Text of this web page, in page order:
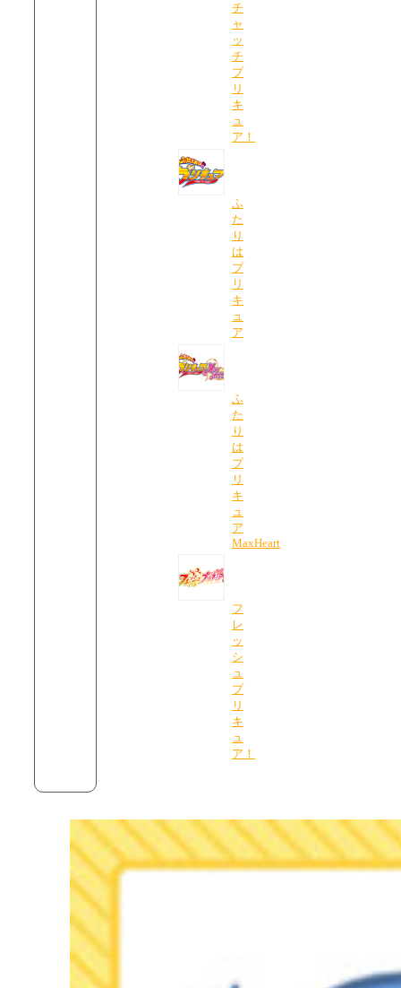
チ
ャ
ッ
チ
プ
リ
キ
ュ
ア！
ふ
た
り
は
プ
リ
キ
ュ
ア
ふ
た
り
は
プ
リ
キ
ュ
ア
MaxHeart
フ
レ
ッ
シ
ュ
プ
リ
キ
ュ
ア！